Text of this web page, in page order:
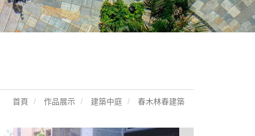
首頁 作品展示 建築中庭 春木林春建築